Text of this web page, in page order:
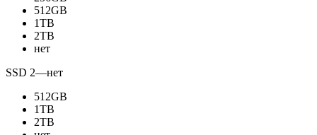
512GB
1TB
2TB
нет
SSD 2—нет
512GB
1TB
2TB